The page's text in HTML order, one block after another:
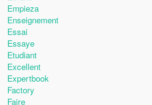
Empieza
Enseignement
Essai
Essaye
Etudiant
Excellent
Expertbook
Factory
Faire